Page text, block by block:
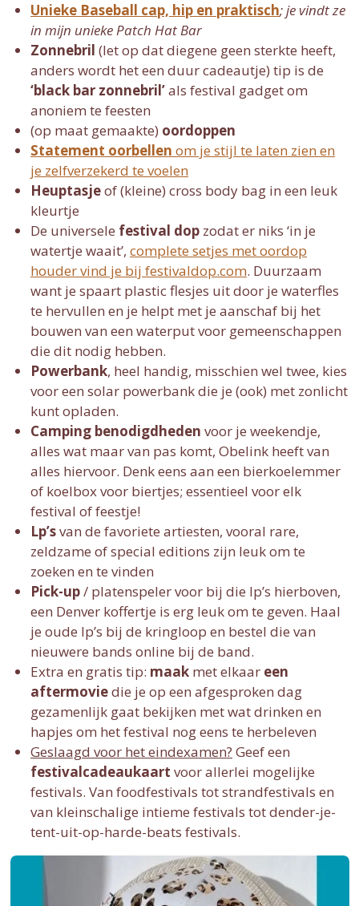
Unieke Baseball cap, hip en praktisch; je vindt ze
in mijn unieke Patch Hat Bar
Zonnebril (let op dat diegene geen sterkte heeft,
anders wordt het een duur cadeautje) tip is de
‘black bar zonnebril’als festival gadget om
anoniem te feesten
(op maat gemaakte) oordoppen
Statement oorbellen om je stijl te laten zien en
je zelfverzekerd te voelen
Heuptasjeof (kleine) cross body bag in een leuk
kleurtje
De universele festival dop zodat er niks ‘in je
watertje waait’, complete setjes met oordop
houder vind je bij festivaldop.com. Duurzaam
want je spaart plastic flesjes uit door je waterfles
te hervullen en je helpt met je aanschaf bij het
bouwen van een waterput voor gemeenschappen
die dit nodig hebben.
Powerbank, heel handig, misschien wel twee, kies
voor een solar powerbank die je (ook) met zonlicht
kunt opladen.
Camping benodigdheden voor je weekendje,
alles wat maar van pas komt, Obelink heeft van
alles hiervoor. Denk eens aan een bierkoelemmer
of koelbox voor biertjes; essentieel voor elk
festival of feestje!
Lp’svan de favoriete artiesten, vooral rare,
zeldzame of special editions zijn leuk om te
zoeken en te vinden
Pick-up/ platenspeler voor bij die lp’s hierboven,
een Denver koffertje is erg leuk om te geven. Haal
je oude lp’s bij de kringloop en bestel die van
nieuwere bands online bij de band.
Extra en gratis tip: maak met elkaar een
aftermoviedie je op een afgesproken dag
gezamenlijk gaat bekijken met wat drinken en
hapjes om het festival nog eens te herbeleven
Geslaagd voor het eindexamen? Geef een
festivalcadeaukaart voor allerlei mogelijke
festivals. Van foodfestivals tot strandfestivals en
van kleinschalige intieme festivals tot dender-je-
tent-uit-op-harde-beats festivals.